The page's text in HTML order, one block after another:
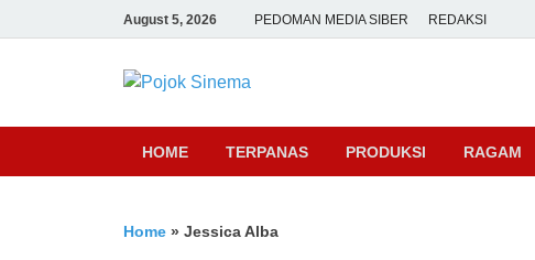
August 5, 2026 PEDOMAN MEDIA SIBER REDAKSI
Pojok Sinema
HOME TERPANAS PRODUKSI RAGAM
Home » Jessica Alba